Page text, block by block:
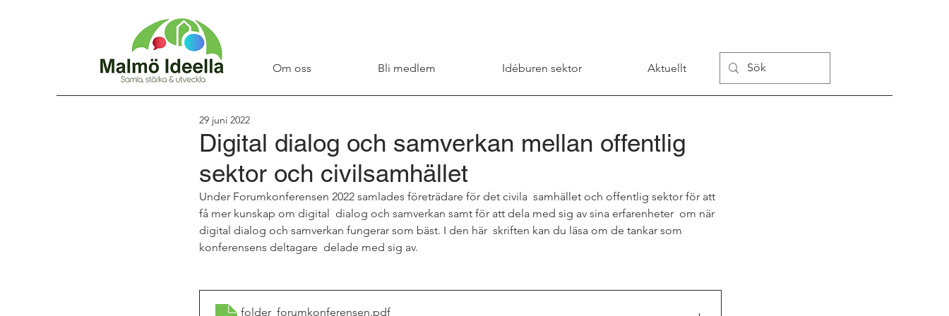
Om oss Bli medlem Idéburen sektor Aktuellt
Digital dialog och samverkan mellan offentlig
sektor och civilsamhället
29 juni 2022
Under Forumkonferensen 2022 samlades företrädare för det civila  samhället och offentlig sektor för att
få mer kunskap om digital  dialog och samverkan samt för att dela med sig av sina erfarenheter  om när
digital dialog och samverkan fungerar som bäst. I den här  skriften kan du läsa om de tankar som
konferensens deltagare  delade med sig av.
folder_forumkonferensen.pdf